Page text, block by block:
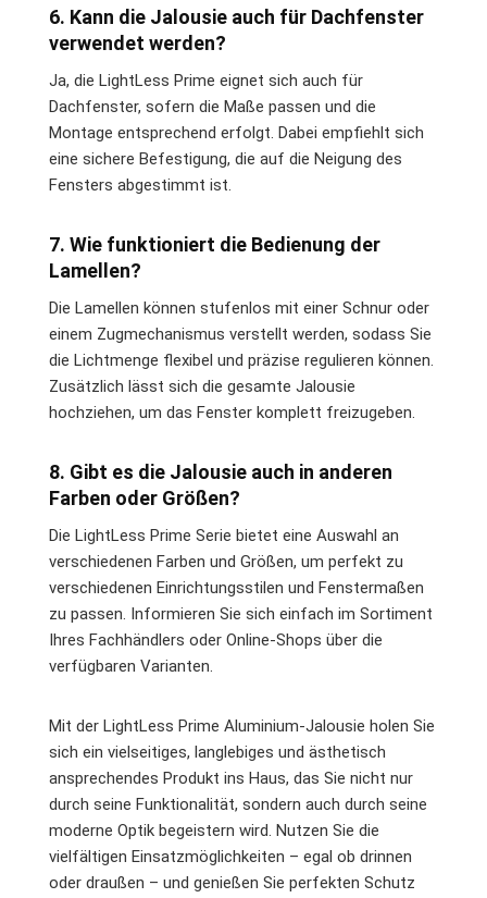
6. Kann die Jalousie auch für Dachfenster
verwendet werden?
Ja, die LightLess Prime eignet sich auch für
Dachfenster, sofern die Maße passen und die
Montage entsprechend erfolgt. Dabei empfiehlt sich
eine sichere Befestigung, die auf die Neigung des
Fensters abgestimmt ist.
7. Wie funktioniert die Bedienung der
Lamellen?
Die Lamellen können stufenlos mit einer Schnur oder
einem Zugmechanismus verstellt werden, sodass Sie
die Lichtmenge flexibel und präzise regulieren können.
Zusätzlich lässt sich die gesamte Jalousie
hochziehen, um das Fenster komplett freizugeben.
8. Gibt es die Jalousie auch in anderen
Farben oder Größen?
Die LightLess Prime Serie bietet eine Auswahl an
verschiedenen Farben und Größen, um perfekt zu
verschiedenen Einrichtungsstilen und Fenstermaßen
zu passen. Informieren Sie sich einfach im Sortiment
Ihres Fachhändlers oder Online-Shops über die
verfügbaren Varianten.
Mit der LightLess Prime Aluminium-Jalousie holen Sie
sich ein vielseitiges, langlebiges und ästhetisch
ansprechendes Produkt ins Haus, das Sie nicht nur
durch seine Funktionalität, sondern auch durch seine
moderne Optik begeistern wird. Nutzen Sie die
vielfältigen Einsatzmöglichkeiten – egal ob drinnen
oder draußen – und genießen Sie perfekten Schutz